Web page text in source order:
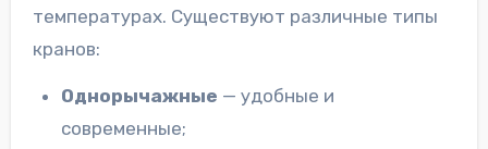
температурах. Существуют различные типы
кранов:
Однорычажные — удобные и
современные;